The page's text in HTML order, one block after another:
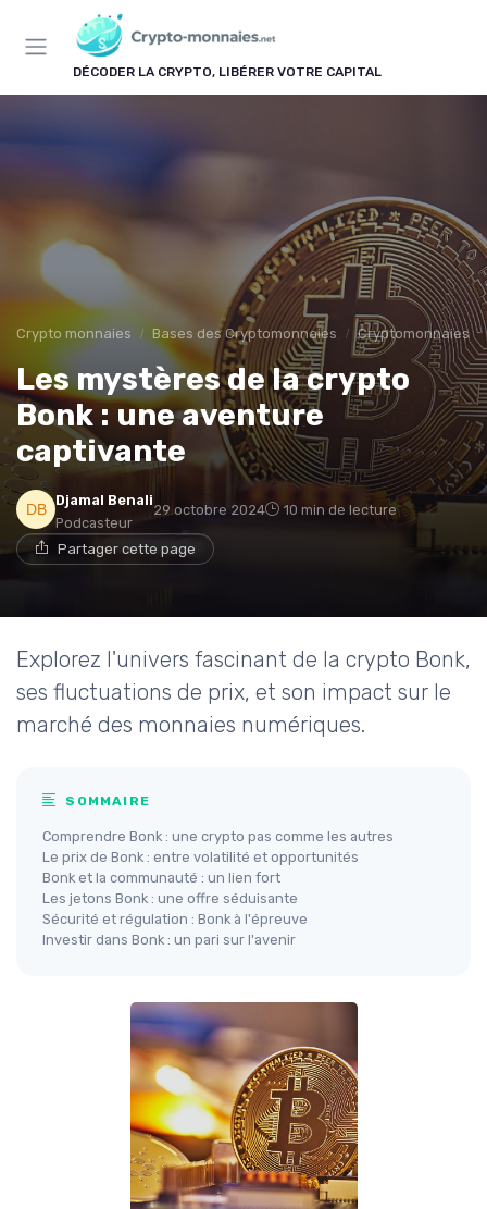
DÉCODER LA CRYPTO, LIBÉRER VOTRE CAPITAL
Crypto monnaies Bases des Cryptomonnaies Cryptomonnaies
Les mystères de la crypto
Bonk : une aventure
captivante
Djamal Benali
Podcasteur
29 octobre 2024 10 min de lecture
Partager cette page
Explorez l'univers fascinant de la crypto Bonk,
ses fluctuations de prix, et son impact sur le
marché des monnaies numériques.
SOMMAIRE
Comprendre Bonk : une crypto pas comme les autres
Le prix de Bonk : entre volatilité et opportunités
Bonk et la communauté : un lien fort
Les jetons Bonk : une offre séduisante
Sécurité et régulation : Bonk à l'épreuve
Investir dans Bonk : un pari sur l'avenir
Panneau de gestion des cookies